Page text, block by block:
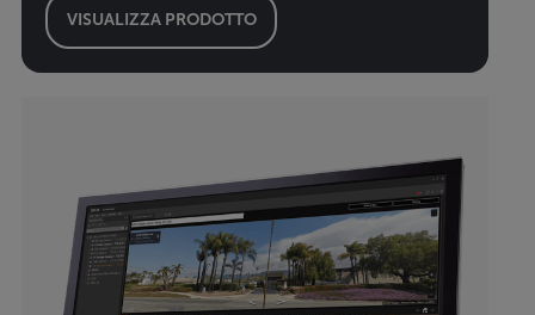
VISUALIZZA PRODOTTO